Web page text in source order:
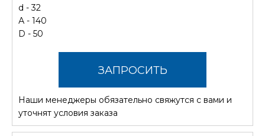
d - 32
А - 140
D - 50
ЗАПРОСИТЬ
СТОИМОСТЬ
Наши менеджеры обязательно свяжутся с вами и
уточнят условия заказа